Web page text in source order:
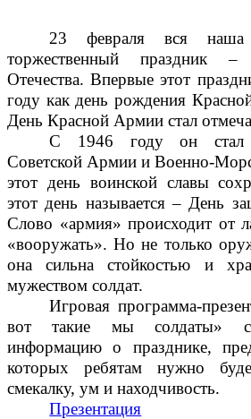
23 февраля вся наша
торжественный праздник
Отечества. Впервые этот
году как день рождения
День Красной Армии стал
С 1946 году он стал
Советской Армии и Военно-
этот день воинской славы
этот день называется – День
Слово «армия» происходит от
«вооружать». Но не только
она сильна стойкостью и
мужеством солдат.
Игровая программа-
вот такие мы солдаты»
информацию о празднике,
которых ребятам нужно
смекалку, ум и находчивость.
Презентация